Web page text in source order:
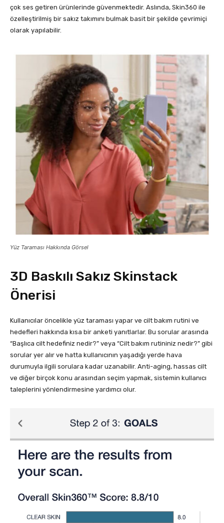
çok ses getiren ürünlerinde güvenmektedir. Aslında, Skin360 ile
özelleştirilmiş bir sakız takımını bulmak basit bir şekilde çevrimiçi
olarak yapılabilir.
Yüz Taraması Hakkında Görsel
3D Baskılı Sakız Skinstack
Önerisi
Kullanıcılar öncelikle yüz taraması yapar ve cilt bakım rutini ve
hedefleri hakkında kısa bir anketi yanıtlarlar. Bu sorular arasında
“Başlıca cilt hedefiniz nedir?” veya “Cilt bakım rutininiz nedir?” gibi
sorular yer alır ve hatta kullanıcının yaşadığı yerde hava
durumuyla ilgili sorulara kadar uzanabilir. Anti-aging, hassas cilt
ve diğer birçok konu arasından seçim yapmak, sistemin kullanıcı
taleplerini yönlendirmesine yardımcı olur.